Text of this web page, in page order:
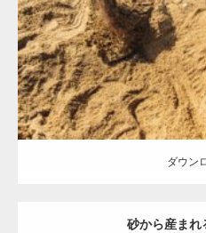
ダウンロード
ダウン
砂から産まれ